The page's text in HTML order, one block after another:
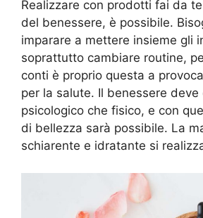
Realizzare con prodotti fai da
del benessere, è possibile.
imparare a mettere insieme gli
soprattutto cambiare routine,
conti è proprio questa a
per la salute. Il benessere deve
psicologico che fisico, e con
di bellezza sarà possibile. La
schiarente e idratante si